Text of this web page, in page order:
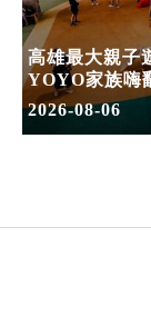
高雄最大親子
YOYO家族嗨
2026-08-06